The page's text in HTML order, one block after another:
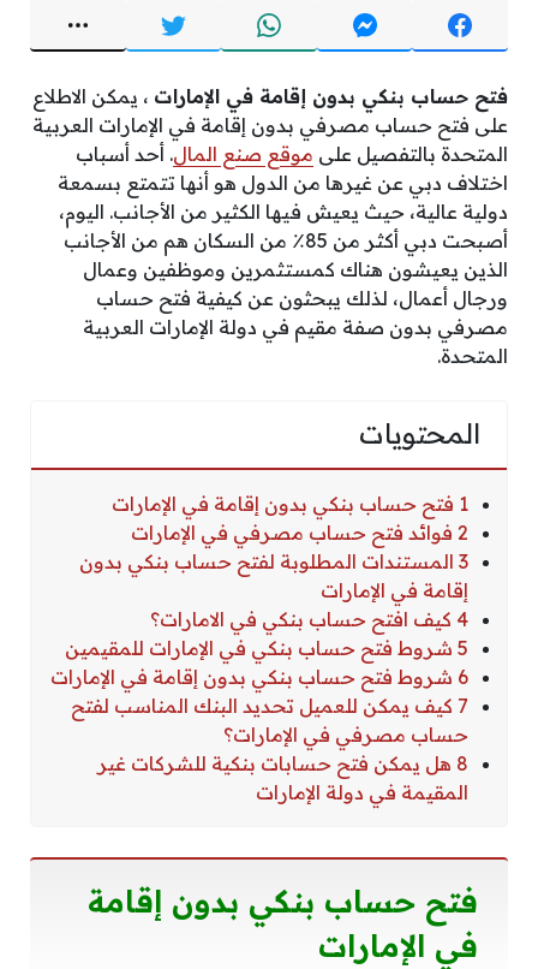
فتح حساب بنكي بدون إقامة في الإمارات ، يمكن الاطلاع
على فتح حساب مصرفي بدون إقامة في الإمارات العربية
المتحدة بالتفصيل على موقع صنع المال. أحد أسباب
اختلاف دبي عن غيرها من الدول هو أنها تتمتع بسمعة
دولية عالية، حيث يعيش فيها الكثير من الأجانب. اليوم،
أصبحت دبي أكثر من 85٪ من السكان هم من الأجانب
الذين يعيشون هناك كمستثمرين وموظفين وعمال
ورجال أعمال، لذلك يبحثون عن كيفية فتح حساب
مصرفي بدون صفة مقيم في دولة الإمارات العربية
المتحدة.
المحتويات
1 فتح حساب بنكي بدون إقامة في الإمارات
2 فوائد فتح حساب مصرفي في الإمارات
3 المستندات المطلوبة لفتح حساب بنكي بدون
إقامة في الإمارات
4 كيف افتح حساب بنكي في الامارات؟
5 شروط فتح حساب بنكي في الإمارات للمقيمين
6 شروط فتح حساب بنكي بدون إقامة في الإمارات
7 كيف يمكن للعميل تحديد البنك المناسب لفتح
حساب مصرفي في الإمارات؟
8 هل يمكن فتح حسابات بنكية للشركات غير
المقيمة في دولة الإمارات
فتح حساب بنكي بدون إقامة
في الإمارات